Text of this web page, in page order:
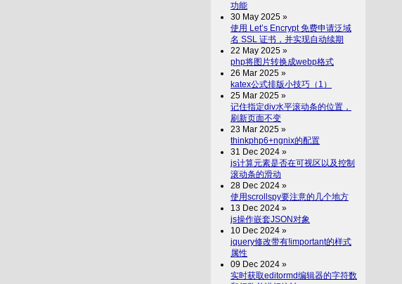
功能
30 May 2025 »
使用 Let’s Encrypt 免费申请泛域
名 SSL 证书，并实现自动续期
22 May 2025 »
php将图片转换成webp格式
26 Mar 2025 »
katex公式排版小技巧（1）
25 Mar 2025 »
记住指定div水平滚动条的位置，
刷新页面不变
23 Mar 2025 »
thinkphp6+ngnix的配置
31 Dec 2024 »
js计算元素是否在可视区以及控制
滚动条的滑动
28 Dec 2024 »
使用scrollspy要注意的几个地方
13 Dec 2024 »
js操作嵌套JSON对象
10 Dec 2024 »
jquery修改带有!important的样式
属性
09 Dec 2024 »
实时获取editormd编辑器的字符数